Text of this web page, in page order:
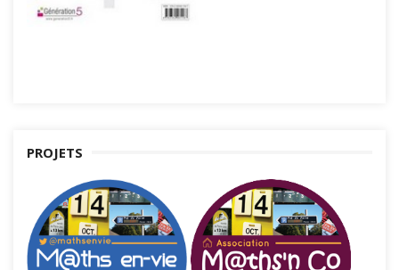
PROJETS